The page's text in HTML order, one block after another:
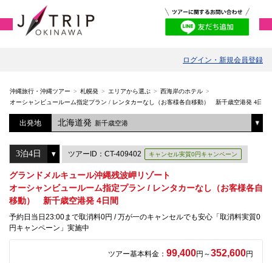
ログイン・新規会員登録
沖縄旅行・沖縄ツアー 札幌発 エリアから選ぶ
西海岸のホテル
オーシャンビュールーム指定プラン / レンタカーなし（お客様各自移動） 新千歳空港発 4日間
出発地 北海道発 新千歳空港
ツアーID：CT-409402 キャンセル実質0円キャンペーン
グランドメルキュール沖縄残波岬リゾート
オーシャンビュールーム指定プラン / レンタカーなし（お客様各自
移動） 新千歳空港発 4日間
予約日当日23:00まで取消料0円 / 万が一のキャンセルでも安心「取消料実質0
円キャンペーン」実施中
ツアー基本料金： 99,400円～352,600円